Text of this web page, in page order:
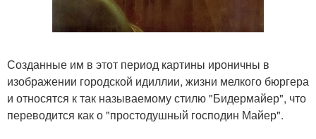
Созданные им в этот период картины ироничны в
изображении городской идиллии, жизни мелкого бюргера
и относятся к так называемому стилю "Бидермайер", что
переводится как о "простодушный господин Майер".